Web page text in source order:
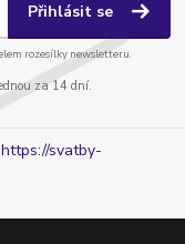
Přihlásit se
rozesílky newsletteru.
za 14 dní.
https://svatby-